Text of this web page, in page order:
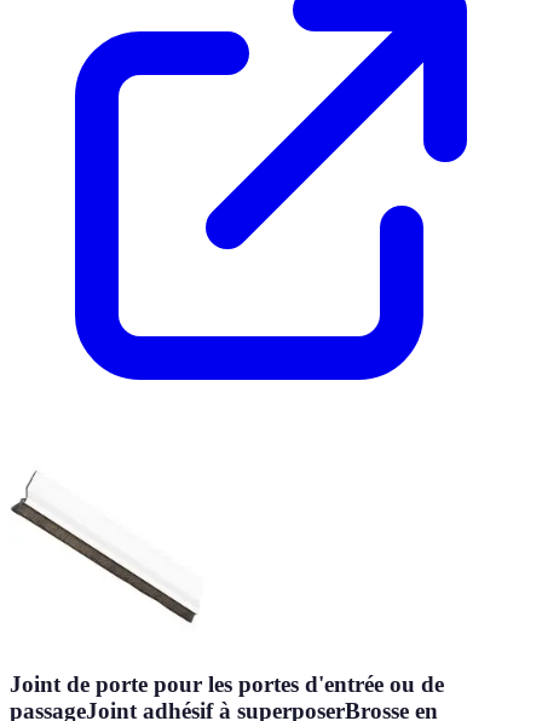
Joint de porte pour les portes d'entrée ou de
passageJoint adhésif à superposerBrosse en